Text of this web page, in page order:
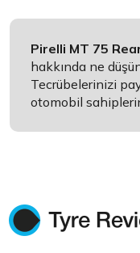
Pirelli MT 75
hakkında ne
Tecrübelerinizi
otomobil